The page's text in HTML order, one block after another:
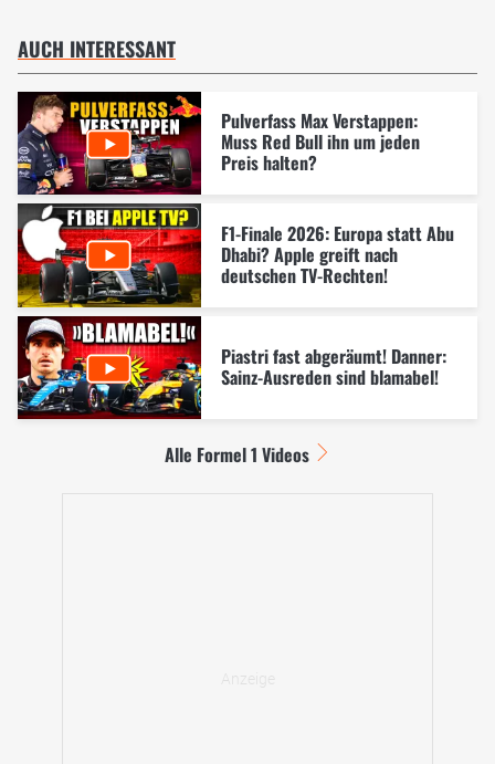
AUCH INTERESSANT
Pulverfass Max Verstappen:
Muss Red Bull ihn um jeden
Preis halten?
F1-Finale 2026: Europa statt Abu
Dhabi? Apple greift nach
deutschen TV-Rechten!
Piastri fast abgeräumt! Danner:
Sainz-Ausreden sind blamabel!
Alle Formel 1 Videos